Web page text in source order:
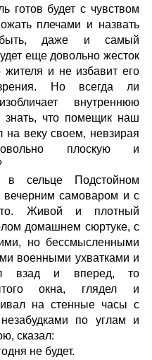
готов будет с чувством
плечами и назвать
даже и самый
еще довольно жесток
жителя и не избавит его
Но всегда ли
внутреннюю
знать, что помещик наш
на веку своем, невзирая
плоскую и
сельце Подстойном
самоваром и с
то. Живой и плотный
домашнем сюртуке, с
но бессмысленными
военными ухватками и
взад и вперед, то
окна, глядел и
на стенные часы с
по углам и
сказал:
не будет.